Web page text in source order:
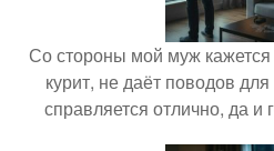
Со стороны мой муж
курит, не даёт поводов
справляется отлично, да и